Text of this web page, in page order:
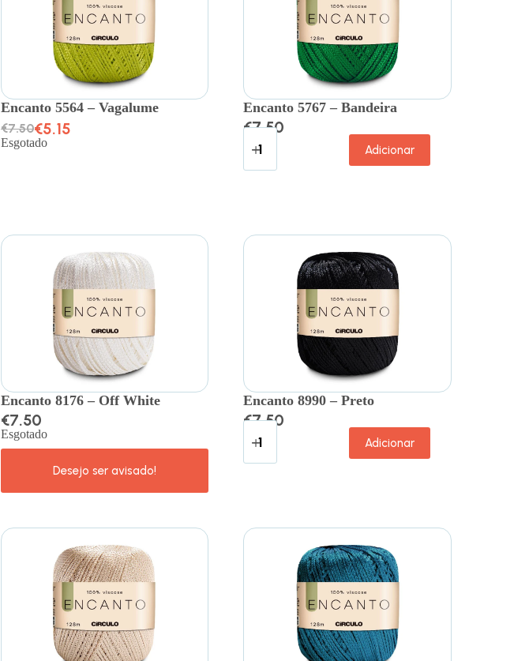
Encanto 5564 – Vagalume
€7.50€5.15
Esgotado
Encanto 5767 – Bandeira
€7.50
Adicionar
Encanto 8176 – Off White
€7.50
Esgotado
Encanto 8990 – Preto
€7.50
Adicionar